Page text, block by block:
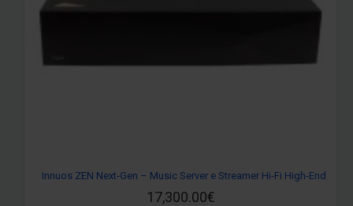
Innuos ZEN Next-Gen – Music Server e Streamer Hi-Fi High-End
17,300.00€